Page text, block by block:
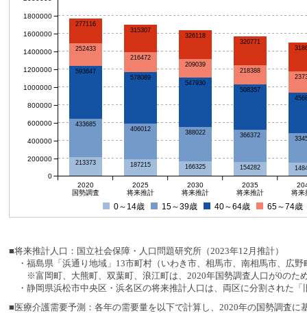
213373 187215 166325 154282
433685
406012
388022 366372
593647
578089
547930
508357
252433
216472
209039
218388
277116
315307
326118
320771
2020
国勢調査
2025
将来推計
2030
将来推計
2035
将来推計
将来
0
200000
400000
600000
800000
1000000
1200000
1400000
1600000
1800000
0～14歳 15～39歳 40～64歳 65～74歳
■将来推計人口：国立社会保障・人口問題研究所（2023年12月推計）
・福島県「浜通り地域」13市町村（いわき市、相馬市、南相馬市、広
※富岡町、大熊町、双葉町、浪江町は、2020年国勢調査人口が0のた
・静岡県浜松市中央区・浜名区の将来推計人口は、両区に分割された
■医療介護需要予測：各年の需要量を以下で計算し、2020年の国勢調査に